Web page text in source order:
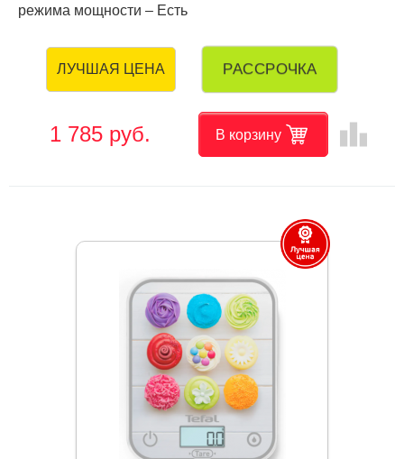
режима мощности – Есть
ЛУЧШАЯ ЦЕНА РАССРОЧКА
1 785 руб. В корзину leaderboard